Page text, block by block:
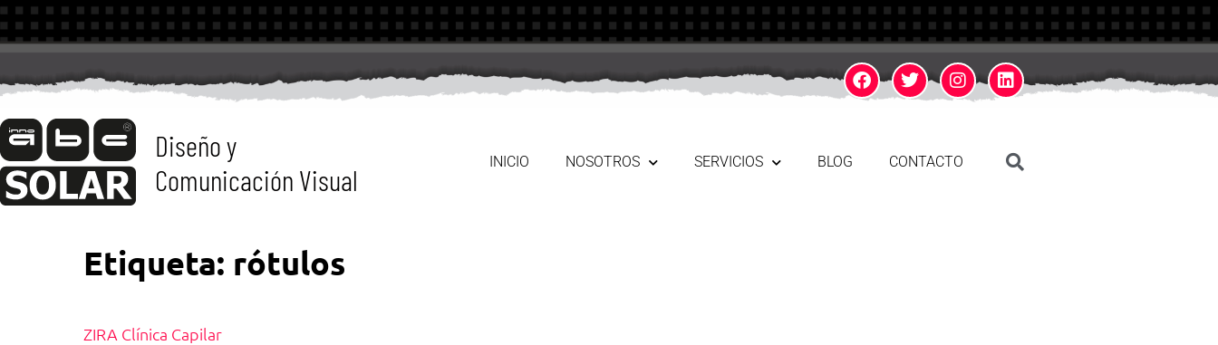
Diseño y
Comunicación Visual
INICIO NOSOTROS SERVICIOS BLOG CONTACTO
Etiqueta: rótulos
ZIRA Clínica Capilar